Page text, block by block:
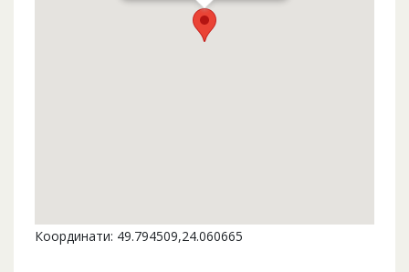
Координати: 49.794509,24.060665